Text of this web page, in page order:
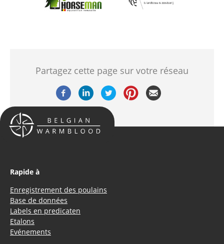
Partagez cette page sur votre réseau
Rapide à
Enregistrement des poulains
Base de données
Labels en predicaten
Etalons
Evénements